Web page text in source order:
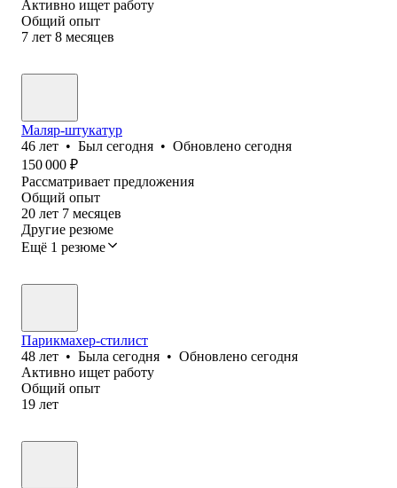
Активно ищет работу
Общий опыт
7 лет 8 месяцев
Маляр-штукатур
46 лет • Был сегодня • Обновлено сегодня
150 000 ₽
Рассматривает предложения
Общий опыт
20 лет 7 месяцев
Другие резюме
Ещё 1 резюме
Парикмахер-стилист
48 лет • Была сегодня • Обновлено сегодня
Активно ищет работу
Общий опыт
19 лет